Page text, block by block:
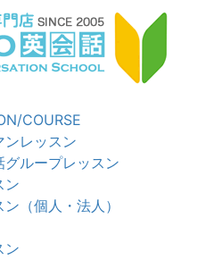
COURSE
ンレッスン
ループレッスン
ン
（個人・法人）
ン